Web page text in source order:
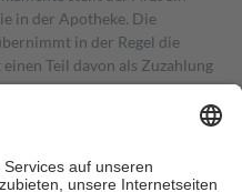
in der Apotheke. Die
in der Regel die
Teil davon als Zuzahlung
in Höhe von zehn
nie mehr als die tatsächlichen